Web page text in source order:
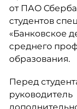
от ПАО
студентов
«Банковское
среднего
образования.
Перед
руководитель